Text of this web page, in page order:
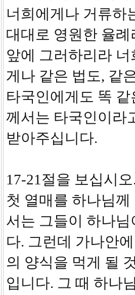
너희에게나 거류하
대대로 영원한 율
앞에 그러하리라
게나 같은 법도, 같
타국인에게도 똑
께서는 타국인이라
받아주십니다.
17-21절을 보십시
첫 열매를 하나님
서는 그들이 하나
다. 그런데 가나안
의 양식을 먹게 될
입니다. 그 때 하나